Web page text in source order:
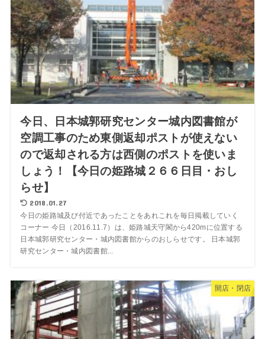
今日、日本城郭研究センター城内図書館が
空調工事のため東側返却ポストが使えない
ので返却される方は西側のポストを使いま
しょう！【今日の姫路城２６６日目・おし
らせ】
2018.01.27
今日の姫路城及び付近であったことをあれこれを毎日掲載していく
コーナー 今日（2016.11.7）は、姫路城天守閣から420mに位置する
日本城郭研究センター・城内図書館からのおしらせです。 日本城郭
研究センター・城内図書館...
開店・閉店